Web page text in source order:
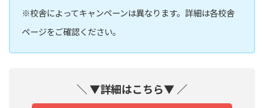
※校舎によってキャンペーンは異なります。詳細は各校舎
ページをご確認ください。
＼ ▼詳細はこちら▼ ／